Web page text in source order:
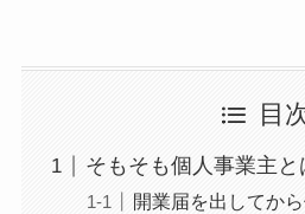
目
そもそも個人事業主と
開業届を出してか